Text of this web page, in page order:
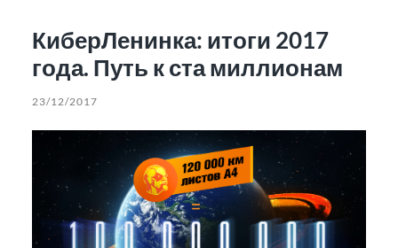
КиберЛенинка: итоги 2017
года. Путь к ста миллионам
23/12/2017